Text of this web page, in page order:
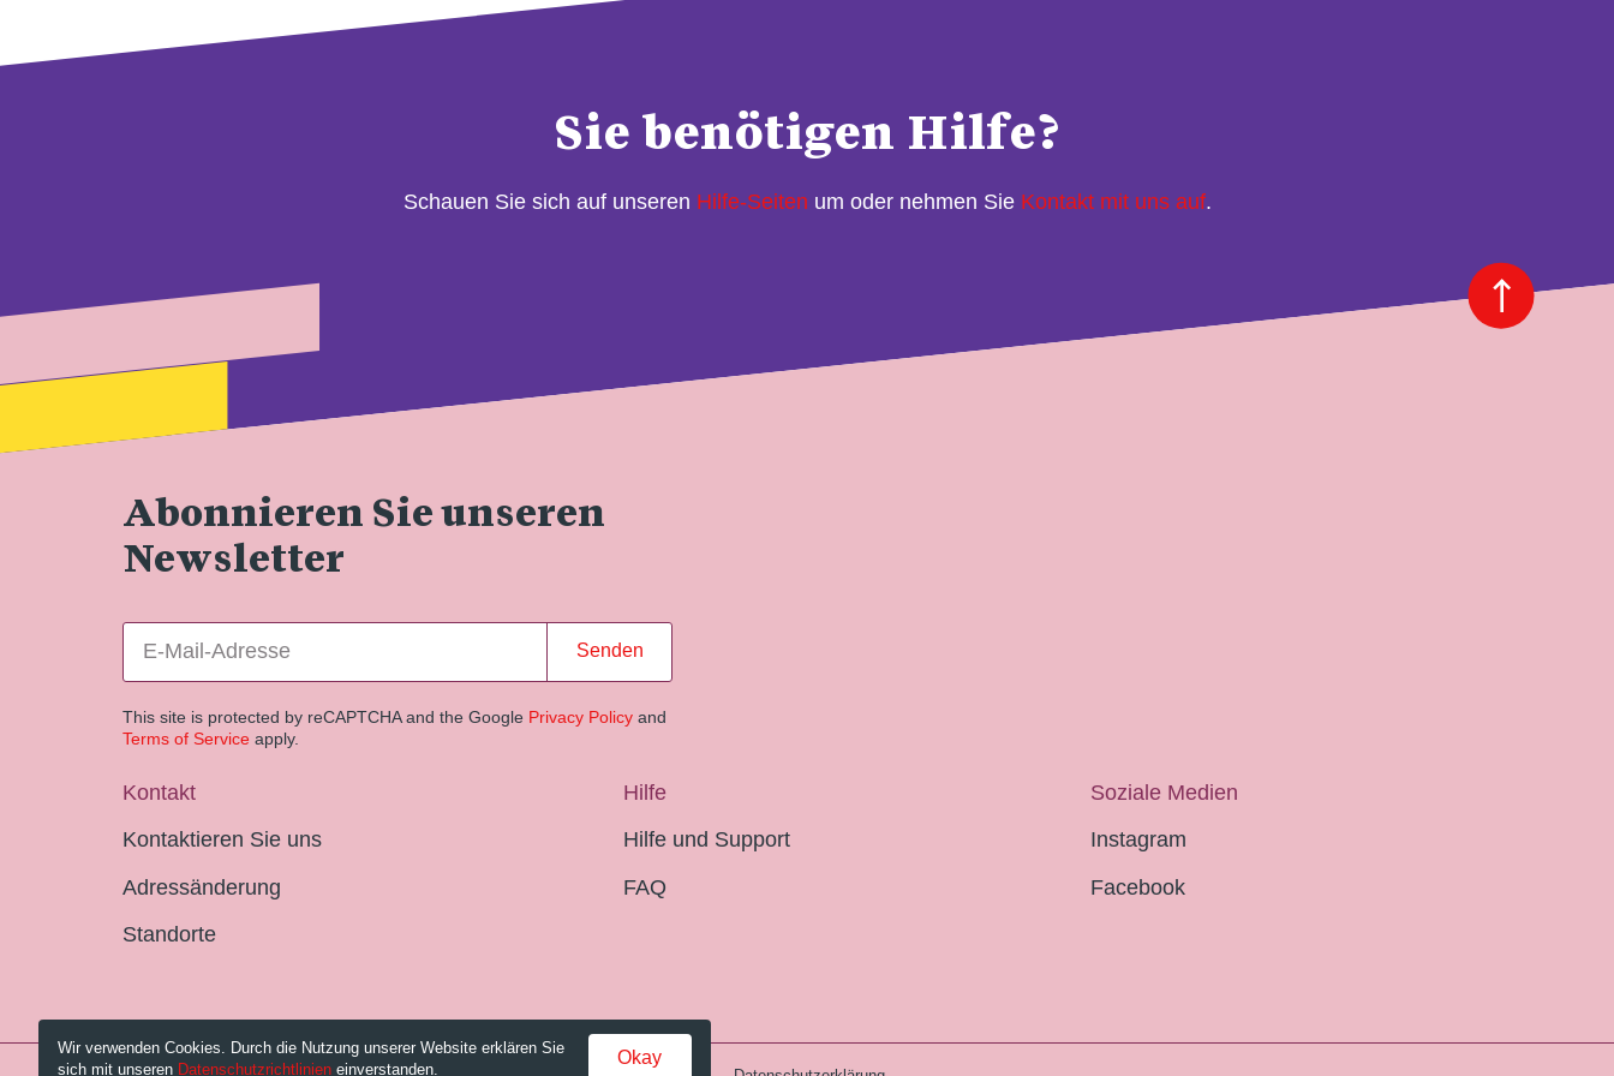
Sie benötigen Hilfe?
Schauen Sie sich auf unseren Hilfe-Seiten um oder nehmen Sie Kontakt mit uns auf.
Abonnieren Sie unseren
Newsletter
Senden
This site is protected by reCAPTCHA and the Google Privacy Policy and
Terms of Service apply.
Kontakt
Kontaktieren Sie uns
Adressänderung
Standorte
Hilfe
Hilfe und Support
FAQ
Soziale Medien
Instagram
Facebook
Wir verwenden Cookies. Durch die Nutzung unserer Website erklären Sie
sich mit unseren Datenschutzrichtlinien einverstanden.
Okay